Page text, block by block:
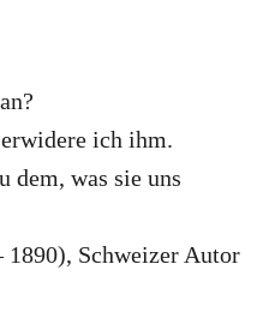
ich ihm.
dem, was sie uns
Schweizer Autor